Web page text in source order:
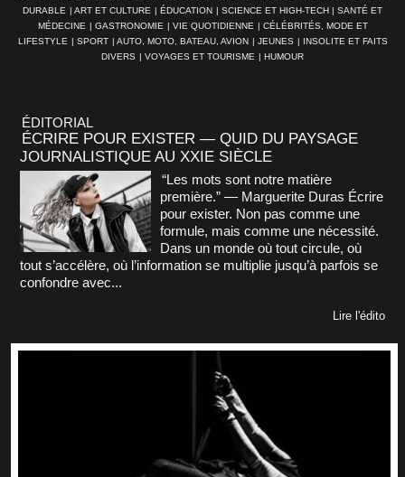
DURABLE | ART ET CULTURE | ÉDUCATION | SCIENCE ET HIGH-TECH | SANTÉ ET
MÉDECINE | GASTRONOMIE | VIE QUOTIDIENNE | CÉLÉBRITÉS, MODE ET
LIFESTYLE | SPORT | AUTO, MOTO, BATEAU, AVION | JEUNES | INSOLITE ET FAITS
DIVERS | VOYAGES ET TOURISME | HUMOUR
ÉDITORIAL
ÉCRIRE POUR EXISTER — QUID DU PAYSAGE
JOURNALISTIQUE AU XXIE SIÈCLE
“Les mots sont notre matière
première.” — Marguerite Duras Écrire
pour exister. Non pas comme une
formule, mais comme une nécessité.
Dans un monde où tout circule, où
tout s’accélère, où l’information se multiplie jusqu’à parfois se
confondre avec...
Lire l'édito